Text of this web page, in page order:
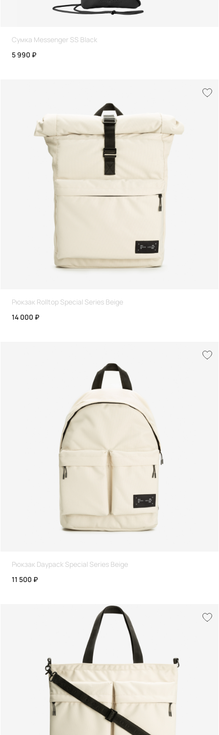
Сумка Messenger SS Black
5 990 ₽
Рюкзак Rolltop Special Series Beige
14 000 ₽
Рюкзак Daypack Special Series Beige
11 500 ₽
Согласен с политикой конфиденциальности